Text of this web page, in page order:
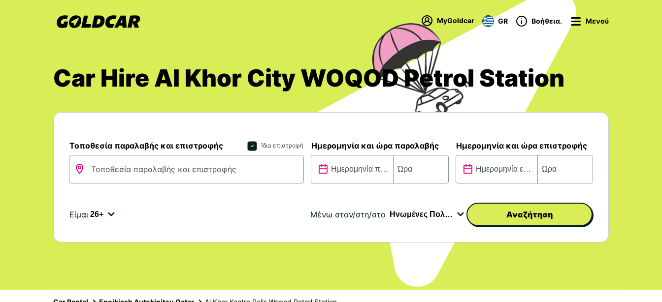
MyGoldcar GR Βοήθεια. Μενού
Car Hire Al Khor City WOQOD Petrol Station
Τοποθεσία παραλαβής και επιστροφής Ίδια επιστροφή Ημερομηνία και ώρα παραλαβής Ημερομηνία και ώρα επιστροφής
Είμαι Μένω στον/στη/στο Αναζήτηση